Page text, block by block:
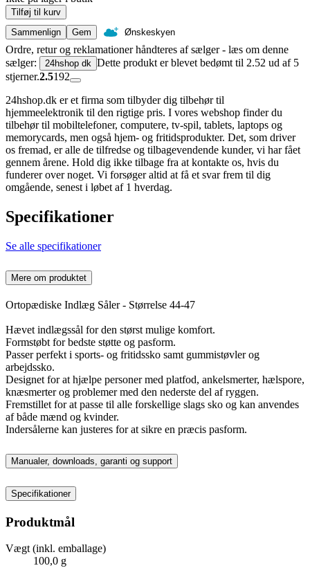
Tilføj til kurv
Sammenlign
Gem Ønskeskyen
Ordre, retur og reklamationer håndteres af sælger - læs om denne
sælger:
24hshop dk Dette produkt er blevet bedømt til 2.52 ud af 5
stjerner.2.5192
24hshop.dk er et firma som tilbyder dig tilbehør til
hjemmeelektronik til den rigtige pris. I vores webshop finder du
tilbehør til mobiltelefoner, computere, tv-spil, tablets, laptops og
memorycards, men også hjem- og fritidsprodukter. Det, som driver
os fremad, er alle de tilfredse og tilbagevendende kunder, vi har fået
gennem årene. Hold dig ikke tilbage fra at kontakte os, hvis du
funderer over noget. Vi forsøger altid at få et svar frem til dig
omgående, senest i løbet af 1 hverdag.
Specifikationer
Se alle specifikationer
Mere om produktet
Ortopædiske Indlæg Såler - Størrelse 44-47
Hævet indlægssål for den størst mulige komfort.
Formstøbt for bedste støtte og pasform.
Passer perfekt i sports- og fritidssko samt gummistøvler og
arbejdssko.
Designet for at hjælpe personer med platfod, ankelsmerter, hælspore,
knæsmerter og problemer med den nederste del af ryggen.
Fremstillet for at passe til alle forskellige slags sko og kan anvendes
af både mænd og kvinder.
Indersålerne kan justeres for at sikre en præcis pasform.
Manualer, downloads, garanti og support
Specifikationer
Produktmål
Vægt (inkl. emballage)
100,0 g